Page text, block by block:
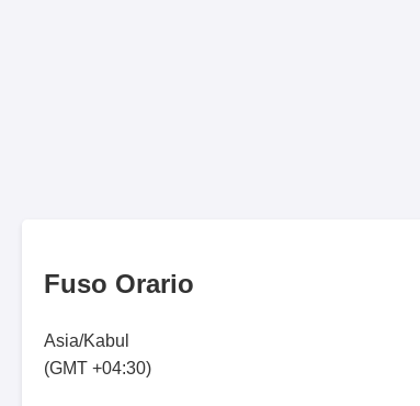
Fuso Orario
Asia/Kabul
(GMT +04:30)